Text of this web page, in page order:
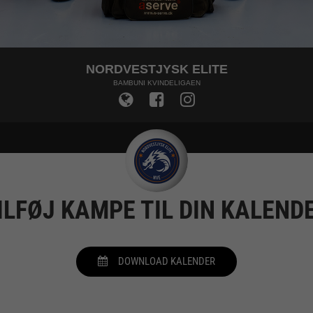
NORDVESTJYSK ELITE
BAMBUNI KVINDELIGAEN
KAMPE TIL DIN
DOWNLOAD KALENDER